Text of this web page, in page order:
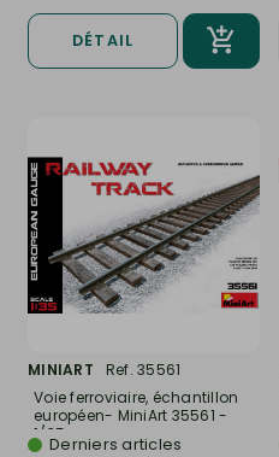
DÉTAIL
MINIART
Ref. 35561
Voie ferroviaire, échantillon
européen- MiniArt 35561 -
1/35Derniers articles